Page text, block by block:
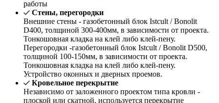
работы
Стены, перегородки
Внешние стены - газобетонный блок Istcult / Bonolit
D400, толщиной 300-400мм, в зависимости от проекта.
Тонкошовная кладка на клей либо клей-пену.
Перегородки -газобетонный блок Istcult / Bonolit D500,
толщиной 100-150мм, в зависимости от проекта.
Тонкошовная кладка на клей либо клей-пену.
Устройство оконных и дверных проемов.
Кровельное перекрытие
Независимо от заложенного проектом типа кровли -
плоской или скатной, используется перекрытие